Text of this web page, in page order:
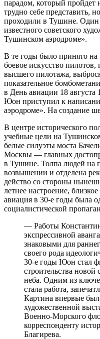
парадом, который
трудно себе представить,
проходили в Тушине. Один
известного советского
Тушинском аэродроме».
В те годы было принято на
боевое искусство
высшего пилотажа,
показательное
в День авиации 18 августа
Юон приступил к
аэродроме». На создание
В центре исторического
учебные цели на
белые силуэты моста
Москвы — главных
в Тушине. Толпа людей на
возвышении и отделена
действо со стороны
летнее настроение,
авиация в 30-е годы была
социалистической
— Работы
экспрессивной
знаковыми для
своего рода
30-е годы Юон стал
строительства новой
неба. Одним из
стала работа,
Картина впервые
художественной
Военно-Морского
корреспонденту
Благирева.